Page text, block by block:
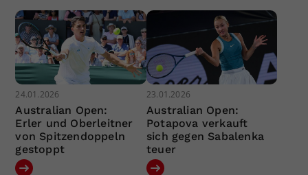
24.01.2026
Australian Open:
Erler und Oberleitner
von Spitzendoppeln
gestoppt
23.01.2026
Australian Open:
Potapova verkauft
sich gegen Sabalenka
teuer